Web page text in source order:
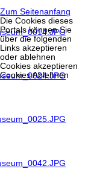
Zum Seitenanfang
Die Cookies dieses
Portals können Sie
über die folgenden
Links akzeptieren
oder ablehnen
Cookies akzeptieren
Cookies Ablehnen